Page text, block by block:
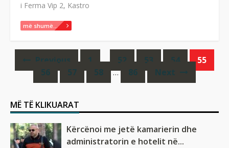
i Ferma Vip 2, Kastro
më shumë...
POSTS
NAVIGATION
Previous 1 … 52 53 54
55
56
57 58 … 86 Next
MË TË KLIKUARAT
Kërcënoi me jetë kamarierin dhe
administratorin e hotelit në...